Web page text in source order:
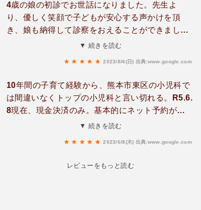
4歳の娘の初診でお世話になりました。先生よ
り、優しく笑顔で子どもが安心する声かけを頂
き、娘も納得して診察をおえることができまし
た。日々癇癪で苦しむことも多い為、娘が泣くこ
いました。
▼ 続きを読む
2023/8/6(日) 出典:www.google.com
10年間の子育て経験から、熊本市東区の小児科で
は間違いなくトップの小児科と言い切れる。R5.6.
8現在、現金決済のみ。基本的にネット予約が必
要。8時50分に直接行けば窓口受付けが出来て、
看護師さんが個別の部屋に誘導され分担してされ
▼ 続きを読む
2023/6/8(木) 出典:www.google.com
レビューをもっと読む